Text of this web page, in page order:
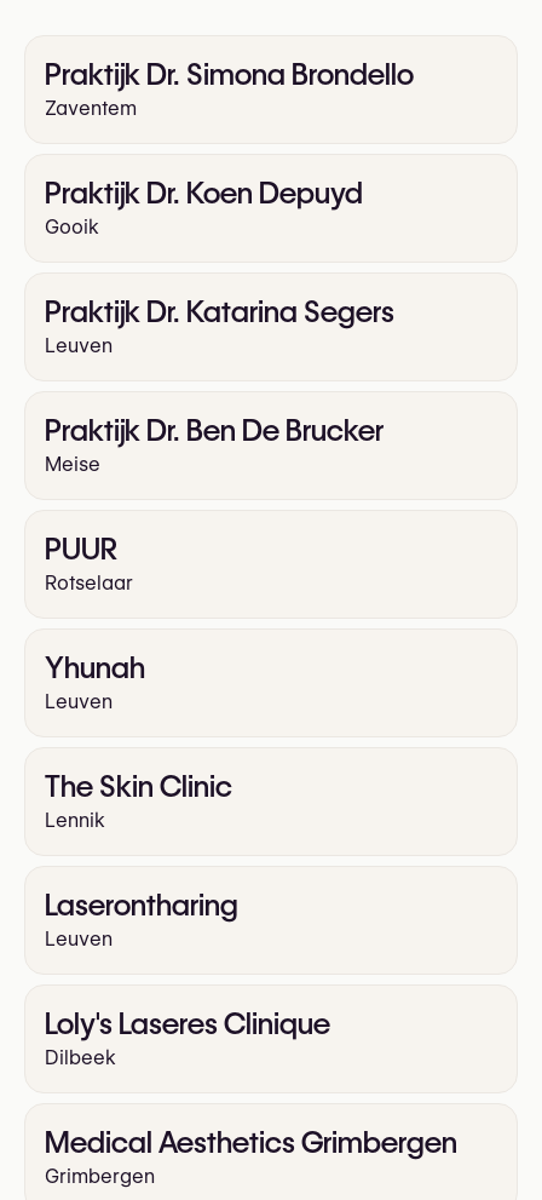
Liposuctie
Littekencorrectie
Mommy Makeover
Schaamlipcorrectie (labiaplastie)
Wenkbrauwlift
Praktijk Dr. Simona Brondello
Zaventem
Praktijk Dr. Koen Depuyd
Gooik
Praktijk Dr. Katarina Segers
Leuven
Praktijk Dr. Ben De Brucker
Meise
PUUR
Rotselaar
Yhunah
Leuven
The Skin Clinic
Lennik
Laserontharing
Leuven
Loly's Laseres Clinique
Dilbeek
Medical Aesthetics Grimbergen
Grimbergen